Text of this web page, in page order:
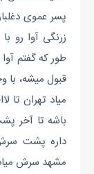
پسر عموی
زرنگی آوا رو
طور که گفتم
قبول میشه، با
میاد تهران تا
باشه تا آخر
داره پشت
مشهد سرش میاد